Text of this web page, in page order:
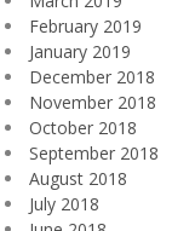
February 2019
January 2019
December 2018
November 2018
October 2018
September 2018
August 2018
July 2018